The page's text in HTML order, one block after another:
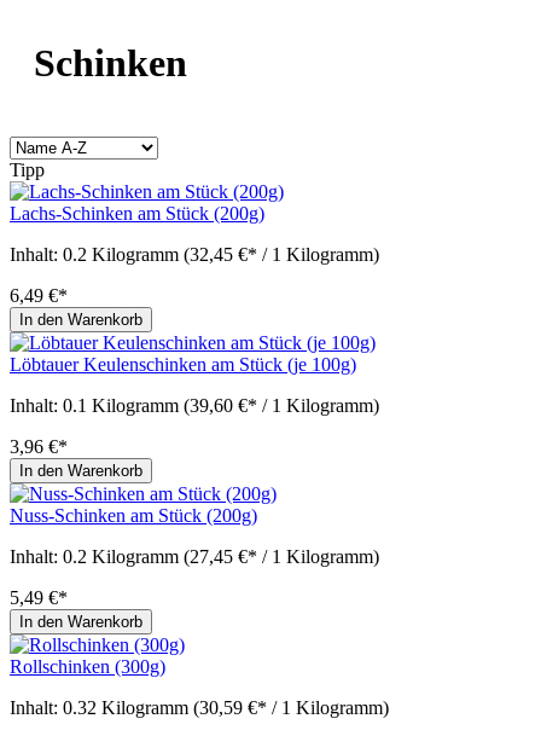
Schinken
Tipp
Lachs-Schinken am Stück (200g)
Inhalt: 0.2 Kilogramm (32,45 €* / 1 Kilogramm)
6,49 €*
In den Warenkorb
Löbtauer Keulenschinken am Stück (je 100g)
Inhalt: 0.1 Kilogramm (39,60 €* / 1 Kilogramm)
3,96 €*
In den Warenkorb
Nuss-Schinken am Stück (200g)
Inhalt: 0.2 Kilogramm (27,45 €* / 1 Kilogramm)
5,49 €*
In den Warenkorb
Rollschinken (300g)
Inhalt: 0.32 Kilogramm (30,59 €* / 1 Kilogramm)